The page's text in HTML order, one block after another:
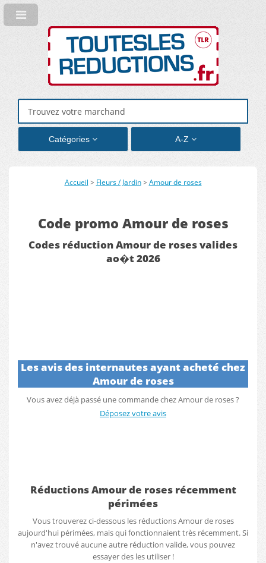
Catégories A-Z
Accueil > Fleurs / Jardin> Amour de roses
Code promo Amour de roses
Codes réduction Amour de roses valides
ao�t 2026
Les avis des internautes ayant acheté chez
Amour de roses
Vous avez déjà passé une commande chez Amour de roses ?
Déposez votre avis
Réductions Amour de roses récemment
périmées
Vous trouverez ci-dessous les réductions Amour de roses
aujourd'hui périmées, mais qui fonctionnaient très récemment. Si
n'avez trouvé aucune autre réduction valide, vous pouvez
essayer des les utiliser !